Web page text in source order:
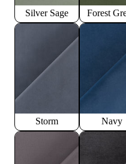
Silver Sage Forest
Storm Navy